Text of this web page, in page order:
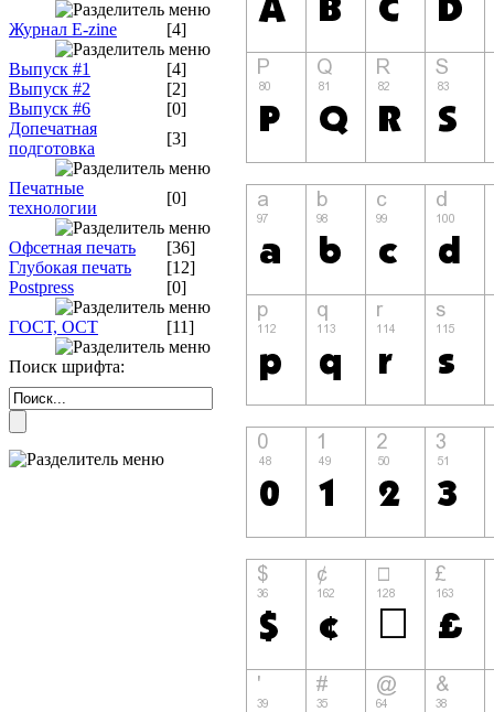
Журнал E-zine [4]
Выпуск #1
[4]
Выпуск #2
[2]
Выпуск #6
[0]
Допечатная
подготовка
[3]
Печатные
технологии
[0]
Офсетная печать
[36]
Глубокая печать
[12]
Postpress
[0]
ГОСТ, ОСТ [11]
Поиск шрифта: